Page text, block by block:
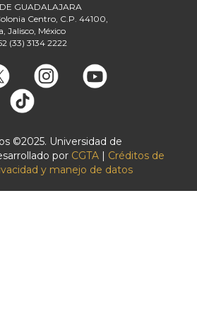
GUADALAJARA
Centro, C.P. 44100,
Jalisco, México
(33) 3134 2222
©2025. Universidad de
por CGTA | Créditos de
y manejo de datos